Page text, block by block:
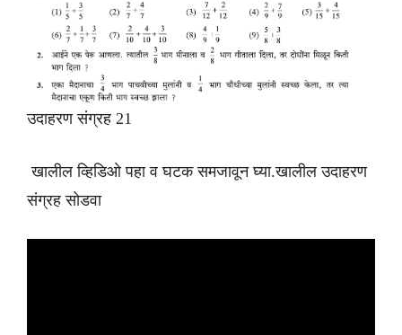
उदाहरण संग्रह 21
खालील व्हिडिओ पहा व घटक समजावून घ्या.खालील उदाहरण
संग्रह सोडवा